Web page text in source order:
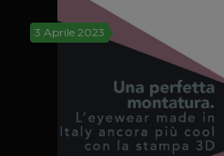
3 Aprile 2023